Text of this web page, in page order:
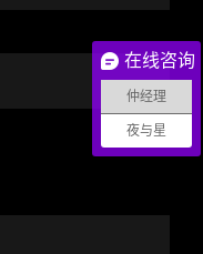
在线咨询
仲经理
夜与星